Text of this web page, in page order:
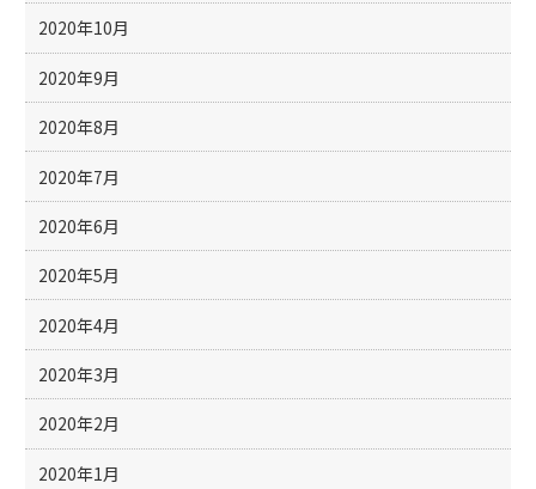
2020年10月
2020年9月
2020年8月
2020年7月
2020年6月
2020年5月
2020年4月
2020年3月
2020年2月
2020年1月